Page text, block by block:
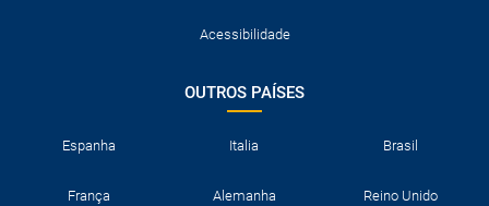
Acessibilidade
OUTROS PAÍSES
Espanha Italia Brasil
França Alemanha Reino Unido